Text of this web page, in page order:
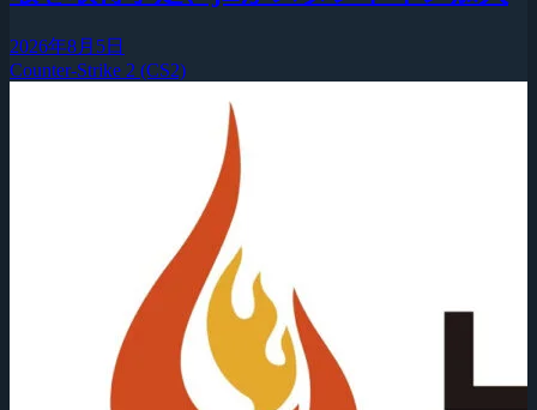
2026年8月5日
Counter-Strike 2 (CS2)